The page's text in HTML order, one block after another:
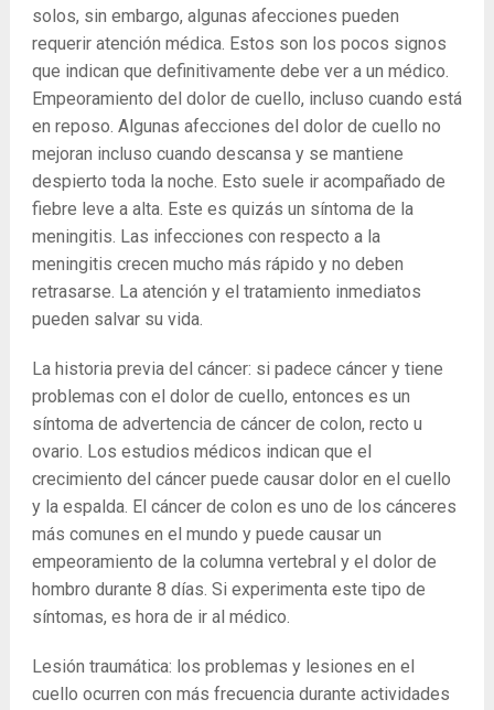
solos, sin embargo, algunas afecciones pueden
requerir atención médica. Estos son los pocos signos
que indican que definitivamente debe ver a un médico.
Empeoramiento del dolor de cuello, incluso cuando está
en reposo. Algunas afecciones del dolor de cuello no
mejoran incluso cuando descansa y se mantiene
despierto toda la noche. Esto suele ir acompañado de
fiebre leve a alta. Este es quizás un síntoma de la
meningitis. Las infecciones con respecto a la
meningitis crecen mucho más rápido y no deben
retrasarse. La atención y el tratamiento inmediatos
pueden salvar su vida.
La historia previa del cáncer: si padece cáncer y tiene
problemas con el dolor de cuello, entonces es un
síntoma de advertencia de cáncer de colon, recto u
ovario. Los estudios médicos indican que el
crecimiento del cáncer puede causar dolor en el cuello
y la espalda. El cáncer de colon es uno de los cánceres
más comunes en el mundo y puede causar un
empeoramiento de la columna vertebral y el dolor de
hombro durante 8 días. Si experimenta este tipo de
síntomas, es hora de ir al médico.
Lesión traumática: los problemas y lesiones en el
cuello ocurren con más frecuencia durante actividades